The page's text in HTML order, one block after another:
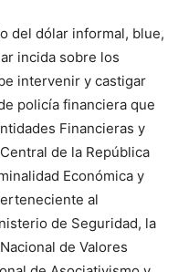
del dólar informal, blue,
incida sobre los
intervenir y castigar
policía financiera que
Financieras y
de la República
Económica y
al
de Seguridad, la
de Valores